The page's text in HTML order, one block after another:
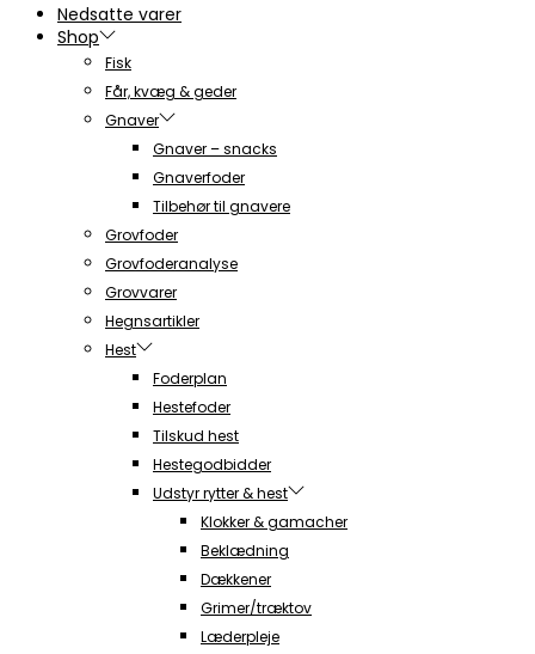
Nedsatte varer
Shop
Fisk
Får, kvæg & geder
Gnaver
Gnaver – snacks
Gnaverfoder
Tilbehør til gnavere
Grovfoder
Grovfoderanalyse
Grovvarer
Hegnsartikler
Hest
Foderplan
Hestefoder
Tilskud hest
Hestegodbidder
Udstyr rytter & hest
Klokker & gamacher
Beklædning
Dækkener
Grimer/træktov
Læderpleje